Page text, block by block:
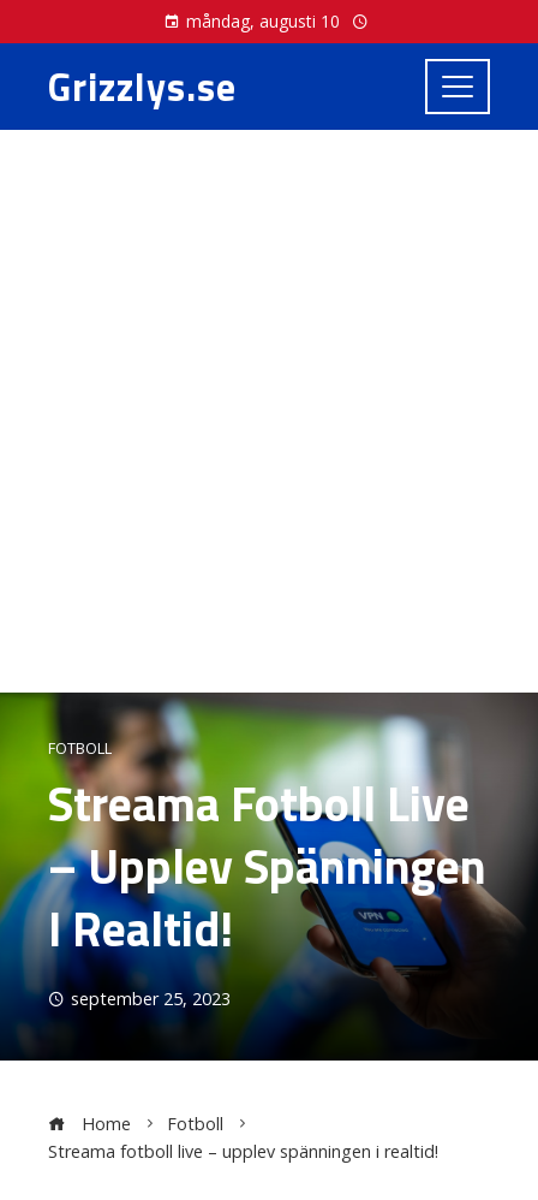
måndag, augusti 10
Grizzlys.se
FOTBOLL
Streama Fotboll Live
– Upplev Spänningen
I Realtid!
september 25, 2023
Home
Fotboll
Streama fotboll live – upplev spänningen i realtid!